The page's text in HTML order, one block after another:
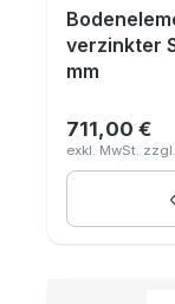
verzinkter
mm
Regulärer
711,00 €